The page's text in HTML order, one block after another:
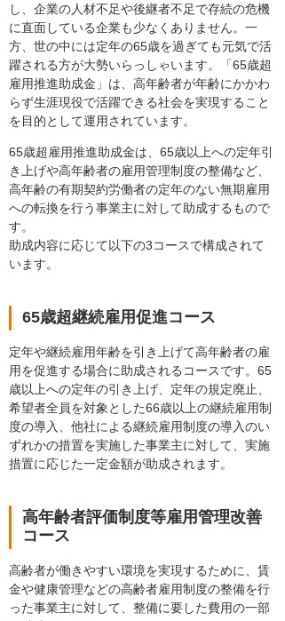
し、企業の人材不足や後継者不足で存続の危機
に直面している企業も少なくありません。一
方、世の中には定年の65歳を過ぎても元気で活
躍される方が大勢いらっしゃいます。「65歳超
雇用推進助成金」は、高年齢者が年齢にかかわ
らず生涯現役で活躍できる社会を実現すること
を目的として運用されています。
65歳超雇用推進助成金は、65歳以上への定年引
き上げや高年齢者の雇用管理制度の整備など、
高年齢の有期契約労働者の定年のない無期雇用
への転換を行う事業主に対して助成するもので
す。
助成内容に応じて以下の3コースで構成されて
います。
65歳超継続雇用促進コース
定年や継続雇用年齢を引き上げて高年齢者の雇
用を促進する場合に助成されるコースです。65
歳以上への定年の引き上げ、定年の規定廃止、
希望者全員を対象とした66歳以上の継続雇用制
度の導入、他社による継続雇用制度の導入のい
ずれかの措置を実施した事業主に対して、実施
措置に応じた一定金額が助成されます。
高年齢者評価制度等雇用管理改善
コース
高齢者が働きやすい環境を実現するために、賃
金や健康管理などの高齢者雇用制度の整備を行
った事業主に対して、整備に要した費用の一部